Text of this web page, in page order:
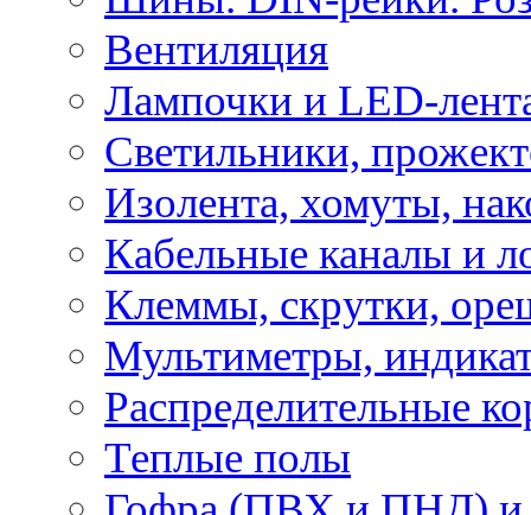
Вентиляция
Лампочки и LED-
Светильники,
Изолента, хомуты,
Кабельные каналы и
Клеммы, скрутки,
Мультиметры,
Распределительные
Теплые полы